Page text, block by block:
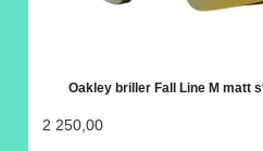
Oakley briller Fall Line M matt
2 250,00